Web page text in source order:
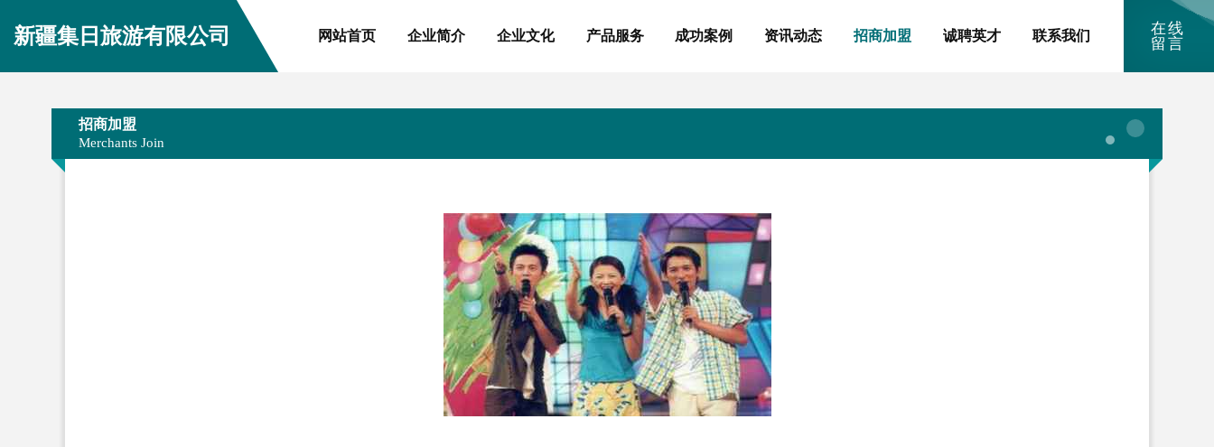
新疆集日旅游有限公司 网站首页 企业简介 企业文化 产品服务 成功案例 资讯动态 招商加盟 诚聘英才 联系我们
在线
留言
招商加盟
Merchants Join